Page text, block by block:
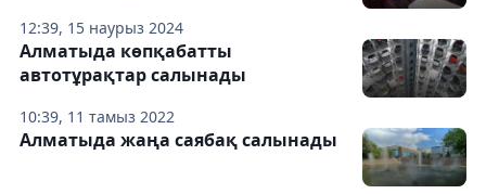
12:39, 15 наурыз 2024
10:39, 11 тамыз 2022
Алматыда көпқабатты
автотұрақтар салынады
Алматыда жаңа саябақ салынады